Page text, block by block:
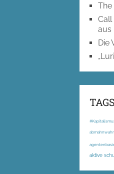
Call
aus
Die
TAGS
aktive